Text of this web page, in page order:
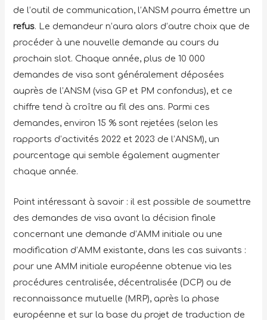
de l’outil de communication, l’ANSM pourra émettre un
refus. Le demandeur n’aura alors d’autre choix que de
procéder à une nouvelle demande au cours du
prochain slot. Chaque année, plus de 10 000
demandes de visa sont généralement déposées
auprès de l’ANSM (visa GP et PM confondus), et ce
chiffre tend à croître au fil des ans. Parmi ces
demandes, environ 15 % sont rejetées (selon les
rapports d’activités 2022 et 2023 de l’ANSM), un
pourcentage qui semble également augmenter
chaque année.
Point intéressant à savoir :il est possible de soumettre
des demandes de visa avant la décision finale
concernant une demande d’AMM initiale ou une
modification d’AMM existante, dans les cas suivants :
pour une AMM initiale européenne obtenue via les
procédures centralisée, décentralisée (DCP) ou de
reconnaissance mutuelle (MRP), après la phase
européenne et sur la base du projet de traduction de